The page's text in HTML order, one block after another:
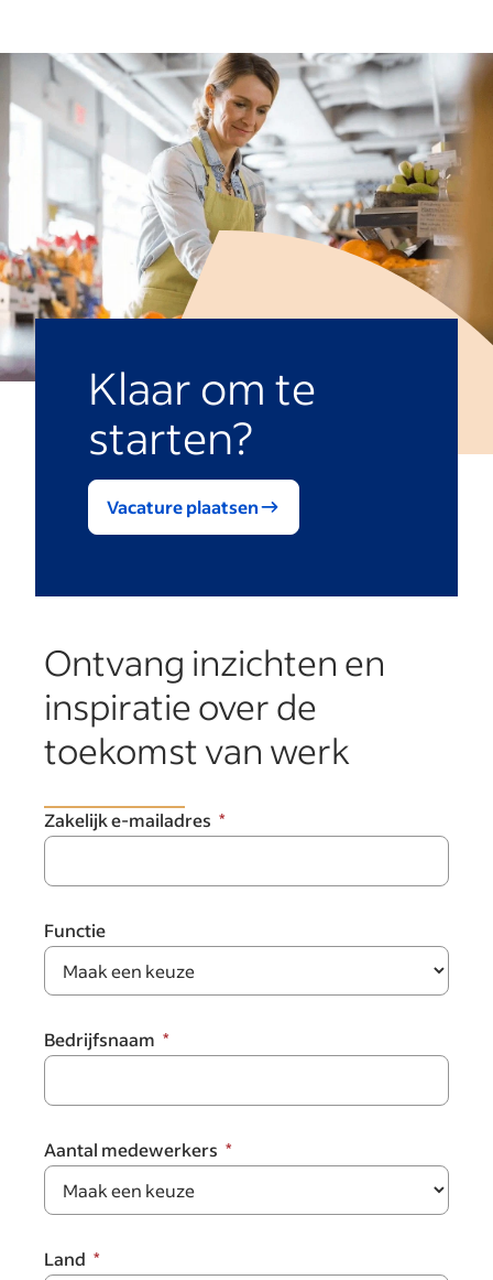
Klaar om te
starten?
Vacature plaatsen
Ontvang inzichten en
inspiratie over de
toekomst van werk
Zakelijk e-mailadres
Functie
Bedrijfsnaam
Aantal medewerkers
Land